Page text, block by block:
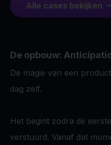
Alle cases bekijken
De opbouw:
De magie van een
dag zelf.
Het begint zodra de
verstuurd. Vanaf dat